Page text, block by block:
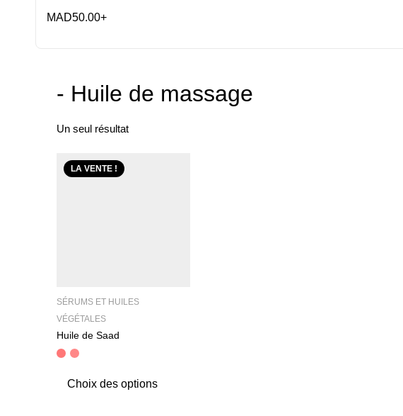
MAD50.00+
- Huile de massage
Un seul résultat
LA VENTE !
SÉRUMS ET HUILES
VÉGÉTALES
Huile de Saad
Choix des options